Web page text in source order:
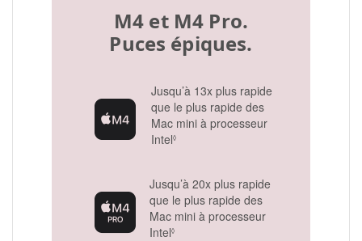
M4 et M4 Pro.
Puces épiques.
Jusqu’à 13x plus rapide
que le plus rapide des
Mac mini à processeur
Intel◊
Jusqu’à 20x plus rapide
que le plus rapide des
Mac mini à processeur
Intel◊